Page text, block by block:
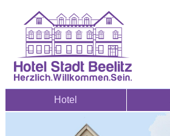
Hotel